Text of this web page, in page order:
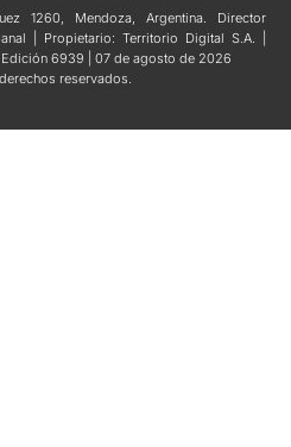
1260, Mendoza, Argentina. Director
| Propietario: Territorio Digital S.A. |
Edición 6939 | 07 de agosto de 2026
reservados.